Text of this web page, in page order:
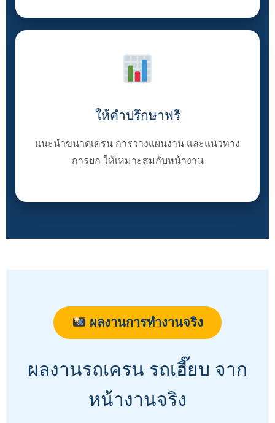
ให้คำปรึกษาฟรี
แนะนำขนาดเครน การวางแผนงาน และแนวทาง
การยก ให้เหมาะสมกับหน้างาน
ผลงานการทำงานจริง
ผลงานรถเครน รถเฮี๊ยบ จาก
หน้างานจริง